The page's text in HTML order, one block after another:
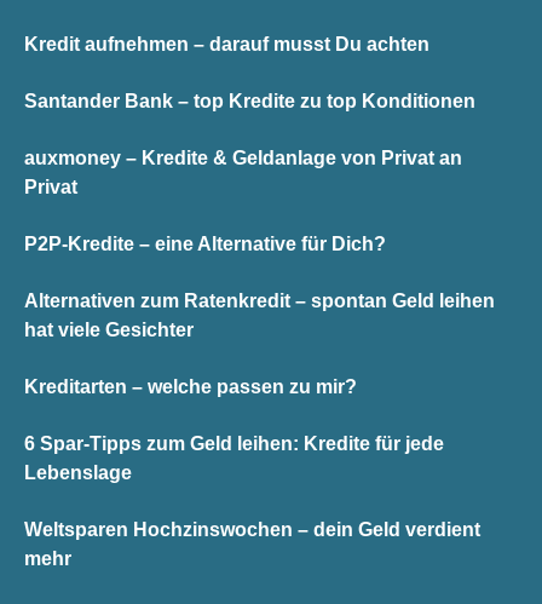
Kredit aufnehmen – darauf musst Du achten
Santander Bank – top Kredite zu top Konditionen
auxmoney – Kredite & Geldanlage von Privat an
Privat
P2P-Kredite – eine Alternative für Dich?
Alternativen zum Ratenkredit – spontan Geld leihen
hat viele Gesichter
Kreditarten – welche passen zu mir?
6 Spar-Tipps zum Geld leihen: Kredite für jede
Lebenslage
Weltsparen Hochzinswochen – dein Geld verdient
mehr